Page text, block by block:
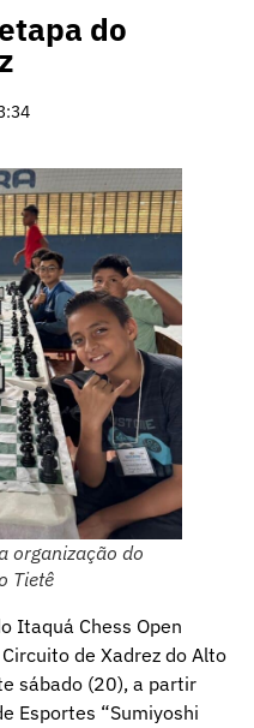
do
organização do
Tietê
Itaquá Chess Open
de Xadrez do Alto
sábado (20), a partir
Esportes “Sumiyoshi